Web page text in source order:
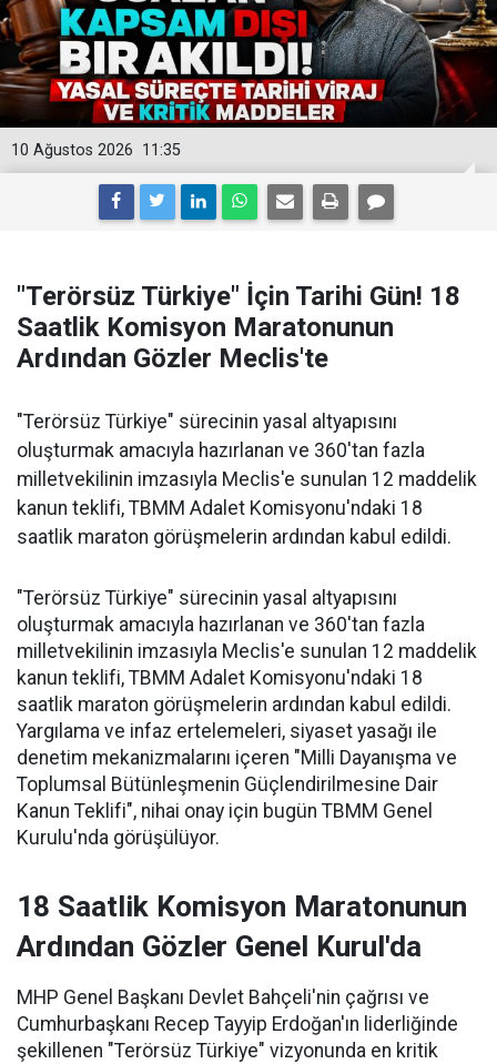
11:35
10 Ağustos 2026
"Terörsüz Türkiye" İçin Tarihi Gün! 18
Saatlik Komisyon Maratonunun
Ardından Gözler Meclis'te
"Terörsüz Türkiye" sürecinin yasal altyapısını
oluşturmak amacıyla hazırlanan ve 360'tan fazla
milletvekilinin imzasıyla Meclis'e sunulan 12 maddelik
kanun teklifi, TBMM Adalet Komisyonu'ndaki 18
saatlik maraton görüşmelerin ardından kabul edildi.
"Terörsüz Türkiye" sürecinin yasal altyapısını
oluşturmak amacıyla hazırlanan ve 360'tan fazla
milletvekilinin imzasıyla Meclis'e sunulan 12 maddelik
kanun teklifi, TBMM Adalet Komisyonu'ndaki 18
saatlik maraton görüşmelerin ardından kabul edildi.
Yargılama ve infaz ertelemeleri, siyaset yasağı ile
denetim mekanizmalarını içeren "Milli Dayanışma ve
Toplumsal Bütünleşmenin Güçlendirilmesine Dair
Kanun Teklifi", nihai onay için bugün TBMM Genel
Kurulu'nda görüşülüyor.
18 Saatlik Komisyon Maratonunun
Ardından Gözler Genel Kurul'da
MHP Genel Başkanı Devlet Bahçeli'nin çağrısı ve
Cumhurbaşkanı Recep Tayyip Erdoğan'ın liderliğinde
şekillenen "Terörsüz Türkiye" vizyonunda en kritik